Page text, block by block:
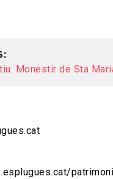
Monestir de Sta